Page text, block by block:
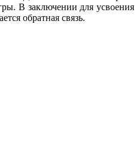
В заключении для усвоения
обратная связь.